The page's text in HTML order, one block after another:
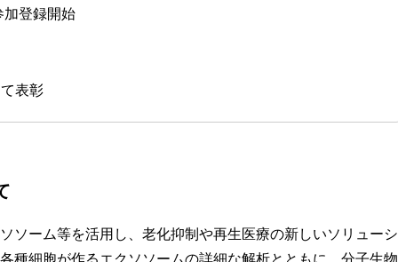
加登録開始
表彰
ソーム等を活用し、老化抑制や再生医療の新しいソリューシ
種細胞が作るエクソソームの詳細な解析とともに、分子生物